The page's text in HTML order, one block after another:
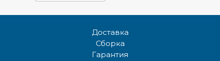
Доставка
Сборка
Гарантия